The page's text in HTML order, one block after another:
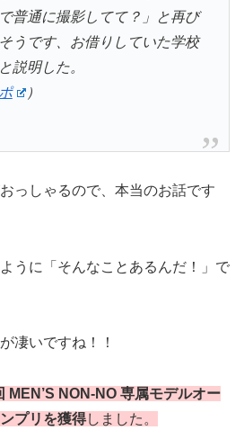
普通に撮影してて？」と再び
うです、お借りしていた学校
説明した。
）
っしゃるので、本当のお話です
うに「そんなことあるんだ！」で
凄いですね！！
MEN’S NON-NO 専属モデルオー
プリを獲得しました。